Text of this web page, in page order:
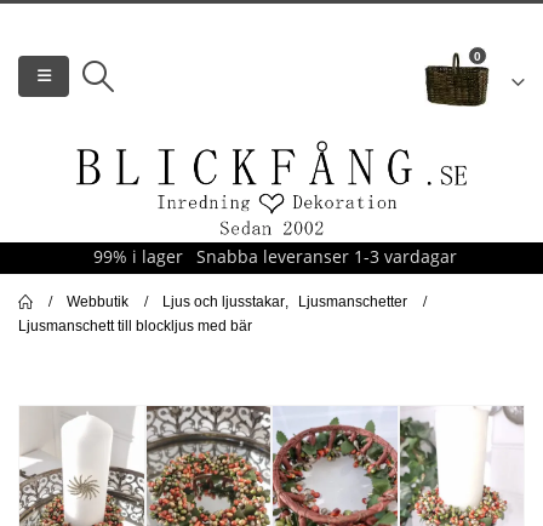
0
99% i lager Snabba leveranser 1-3 vardagar
Webbutik Ljus och ljusstakar
Ljusmanschetter
Ljusmanschett till blockljus med bär